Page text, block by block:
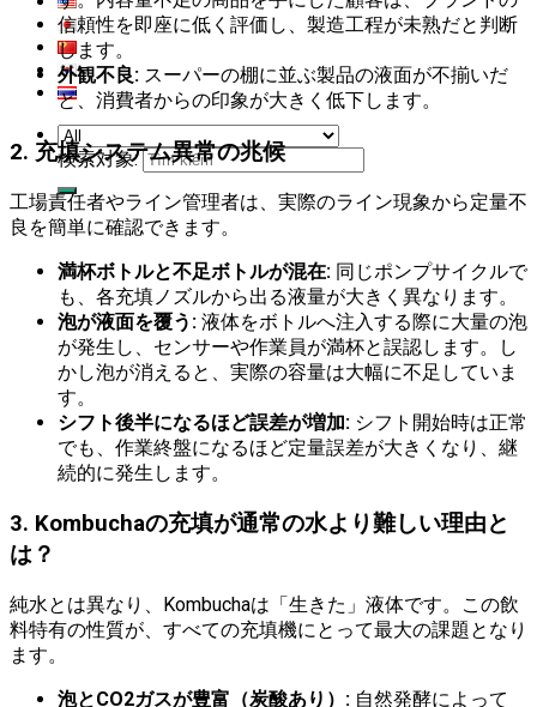
検索対象:
信頼性を即座に低く評価し、製造工程が未熟だと判断
します。
外観不良: スーパーの棚に並ぶ製品の液面が不揃いだ
と、消費者からの印象が大きく低下します。
2. 充填システム異常の兆候
工場責任者やライン管理者は、実際のライン現象から定量不
良を簡単に確認できます。
満杯ボトルと不足ボトルが混在: 同じポンプサイクルで
も、各充填ノズルから出る液量が大きく異なります。
泡が液面を覆う: 液体をボトルへ注入する際に大量の泡
が発生し、センサーや作業員が満杯と誤認します。し
かし泡が消えると、実際の容量は大幅に不足していま
す。
シフト後半になるほど誤差が増加: シフト開始時は正常
でも、作業終盤になるほど定量誤差が大きくなり、継
続的に発生します。
3. Kombuchaの充填が通常の水より難しい理由と
は？
純水とは異なり、Kombuchaは「生きた」液体です。この飲
料特有の性質が、すべての充填機にとって最大の課題となり
ます。
泡とCO2ガスが豊富（炭酸あり）: 自然発酵によって